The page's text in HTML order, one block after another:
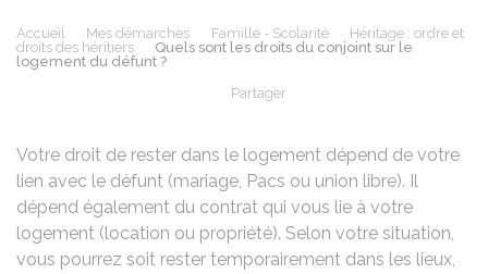
Accueil Mes démarches Famille - Scolarité
Héritage : ordre et
droits des héritiers
Quels sont les droits du conjoint sur le
logement du défunt ?
Partager
Votre droit de rester dans le logement dépend de votre
lien avec le défunt (mariage, Pacs ou union libre). Il
dépend également du contrat qui vous lie à votre
logement (location ou propriété). Selon votre situation,
vous pourrez soit rester temporairement dans les lieux,